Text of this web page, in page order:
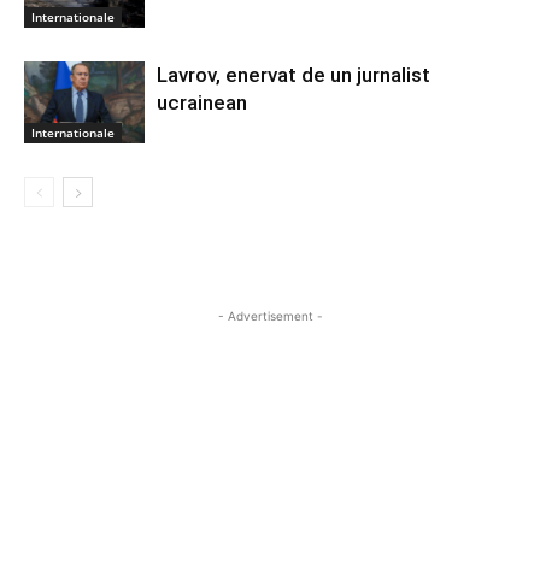
Internationale
Internationale
Lavrov, enervat de un jurnalist
ucrainean
- Advertisement -